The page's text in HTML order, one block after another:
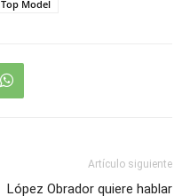
Top Model
Artículo siguiente
López Obrador quiere hablar